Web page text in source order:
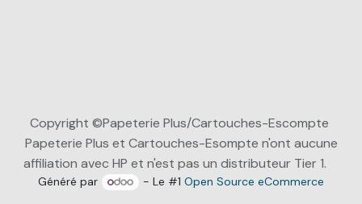
Copyright ©Papeterie Plus/Cartouches-Escompte
Papeterie Plus et Cartouches-Esompte n'ont aucune
affiliation avec HP et n'est pas un distributeur Tier 1.
Généré par - Le #1Open Source eCommerce